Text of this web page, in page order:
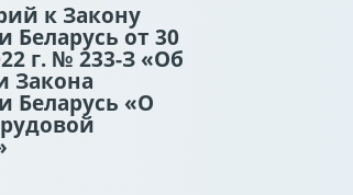
к Закону
Беларусь от 30
г. № 233-З «Об
Закона
Беларусь «О